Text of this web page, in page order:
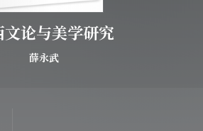
文论与美学研究
薛永武